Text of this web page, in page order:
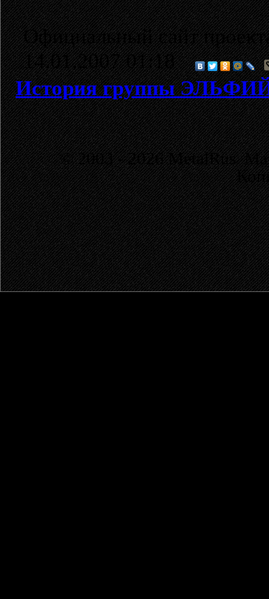
Официальный сайт
14.01.2007 01:18
История группы
© 2003 - 2026 MetalRus.